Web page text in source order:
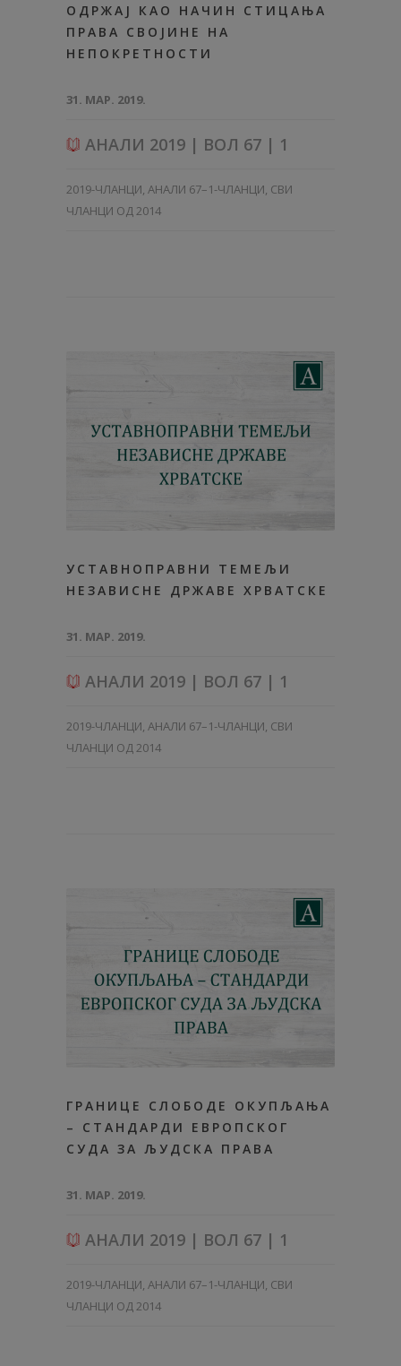
ОДРЖАЈ КАО НАЧИН СТИЦАЊА
ПРАВА СВОЈИНЕ НА
НЕПОКРЕТНОСТИ
31. МАР. 2019.
АНАЛИ 2019 | ВОЛ 67 | 1
2019-ЧЛАНЦИ, АНАЛИ 67–1-ЧЛАНЦИ, СВИ
ЧЛАНЦИ ОД 2014
УСТАВНОПРАВНИ ТЕМЕЉИ
НЕЗАВИСНЕ ДРЖАВЕ ХРВАТСКЕ
31. МАР. 2019.
АНАЛИ 2019 | ВОЛ 67 | 1
2019-ЧЛАНЦИ, АНАЛИ 67–1-ЧЛАНЦИ, СВИ
ЧЛАНЦИ ОД 2014
ГРАНИЦЕ СЛОБОДЕ ОКУПЉАЊА
– СТАНДАРДИ ЕВРОПСКОГ
СУДА ЗА ЉУДСКА ПРАВА
31. МАР. 2019.
АНАЛИ 2019 | ВОЛ 67 | 1
2019-ЧЛАНЦИ, АНАЛИ 67–1-ЧЛАНЦИ, СВИ
ЧЛАНЦИ ОД 2014